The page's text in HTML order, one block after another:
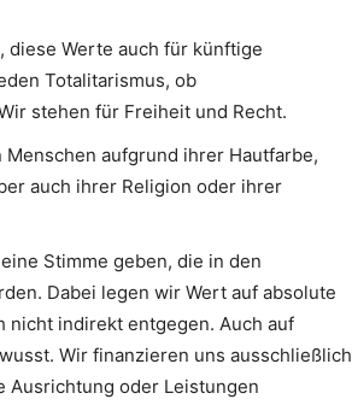
diese Werte auch für künftige
Totalitarismus, ob
stehen für Freiheit und Recht.
aufgrund ihrer Hautfarbe,
auch ihrer Religion oder ihrer
Stimme geben, die in den
Dabei legen wir Wert auf absolute
nicht indirekt entgegen. Auch auf
Wir finanzieren uns ausschließlich
oder Leistungen